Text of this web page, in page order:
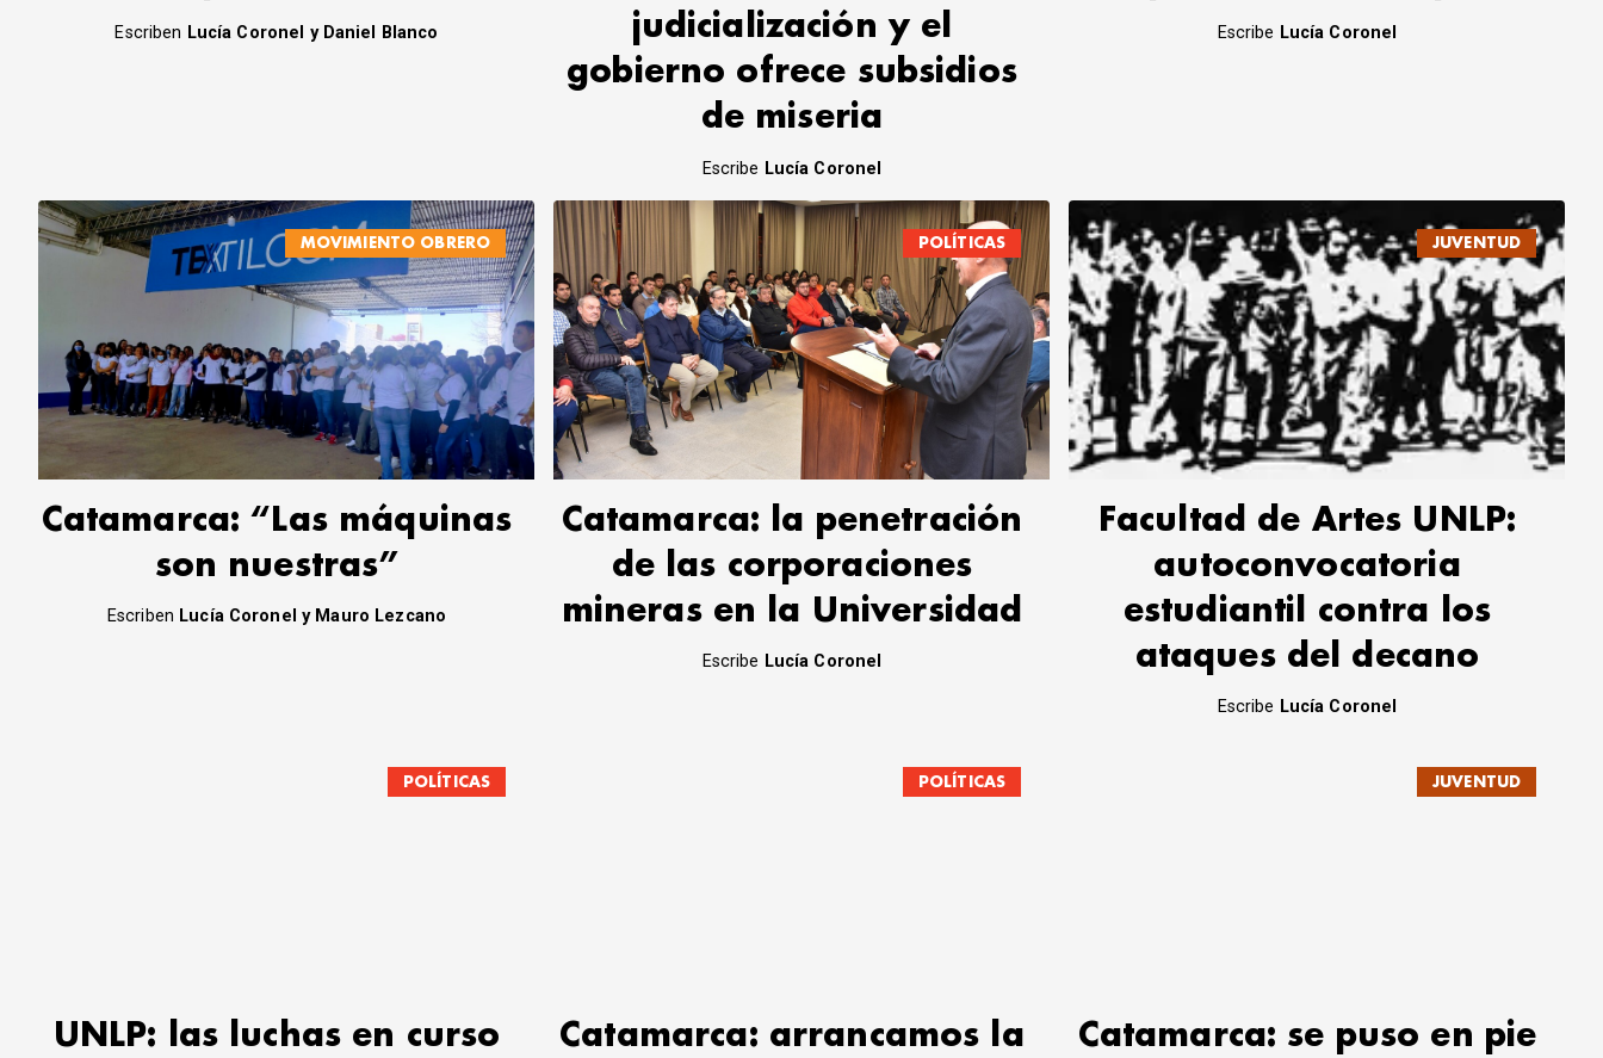
Escriben Lucía Coronel y Daniel Blanco
judicialización y el
gobierno ofrece subsidios
de miseria
Escribe Lucía Coronel
Escribe Lucía Coronel
MOVIMIENTO OBRERO
Catamarca: “Las máquinas
son nuestras”
Escriben Lucía Coronel y Mauro Lezcano
POLÍTICAS
Catamarca: la penetración
de las corporaciones
mineras en la Universidad
Escribe Lucía Coronel
JUVENTUD
Facultad de Artes UNLP:
autoconvocatoria
estudiantil contra los
ataques del decano
Escribe Lucía Coronel
POLÍTICAS
UNLP: las luchas en curso
POLÍTICAS
Catamarca: arrancamos la
JUVENTUD
Catamarca: se puso en pie